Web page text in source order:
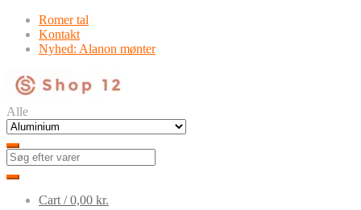
Skip
navigation
Skip
content
Romer tal
Kontakt
Nyhed: Alanon mønter
Alle
Cart /0,00 kr.